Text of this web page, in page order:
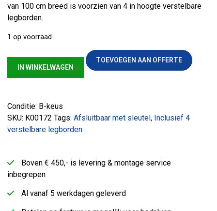
van 100 cm breed is voorzien van 4 in hoogte verstelbare
legborden.
1 op voorraad
Roldeurkast licht grijs 100x198 cm aantal
IN WINKELWAGEN
TOEVOEGEN AAN OFFERTE
Conditie: B-keus
SKU: K00172 Tags: Afsluitbaar met sleutel , Inclusief 4
verstelbare legborden
Boven € 450,- is levering & montage service
inbegrepen
Al vanaf 5 werkdagen geleverd